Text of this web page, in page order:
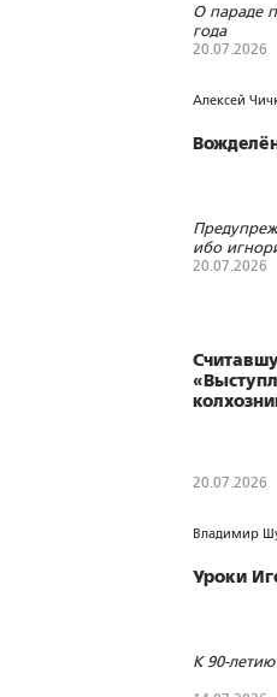
О параде
года
20.07.2026
Алексей
ибо
20.07.2026
20.07.2026
Владимир
Уроки
К 90-